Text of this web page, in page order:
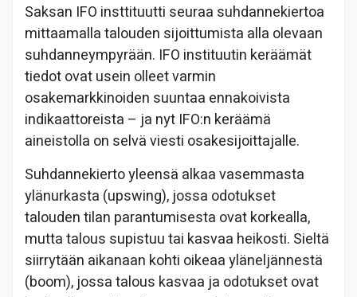
Saksan IFO insttituutti seuraa suhdannekiertoa
mittaamalla talouden sijoittumista alla olevaan
suhdanneympyrään. IFO instituutin keräämät
tiedot ovat usein olleet varmin
osakemarkkinoiden suuntaa ennakoivista
indikaattoreista – ja nyt IFO:n keräämä
aineistolla on selvä viesti osakesijoittajalle.
Suhdannekierto yleensä alkaa vasemmasta
ylänurkasta (upswing), jossa odotukset
talouden tilan parantumisesta ovat korkealla,
mutta talous supistuu tai kasvaa heikosti. Sieltä
siirrytään aikanaan kohti oikeaa yläneljännestä
(boom), jossa talous kasvaa ja odotukset ovat